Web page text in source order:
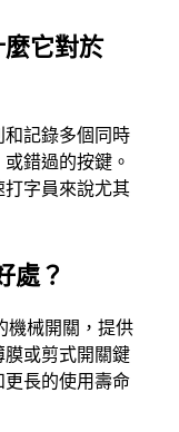
它對於
記錄多個同時
錯過的按鍵。
字員來說尤其
處？
機械開關，提供
或剪式開關鍵
長的使用壽命